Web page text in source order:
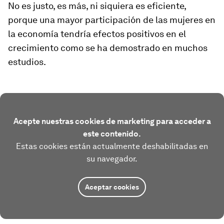
No es justo, es más, ni siquiera es eficiente,
porque una mayor participación de las mujeres en
la economía tendría efectos positivos en el
crecimiento como se ha demostrado en muchos
estudios.
Acepte nuestras cookies de marketing para acceder a
este contenido.
Estas cookies están actualmente deshabilitadas en
su navegador.
Aceptar cookies